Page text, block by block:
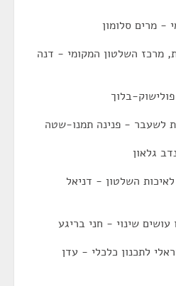
- מרים סלומון
מרכז השלטון המקומי - דנה
בלוך
לשעבר - פנינה תמנו-שטה
גלאון
השלטון - דניאל
עושים שינוי - חני בריגע
לתכנון כלכלי - עדן